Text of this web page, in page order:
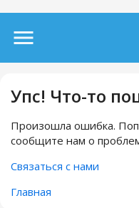
Упс! Что-то
Произошла ошибка.
сообщите нам о
Связаться с нами
Главная